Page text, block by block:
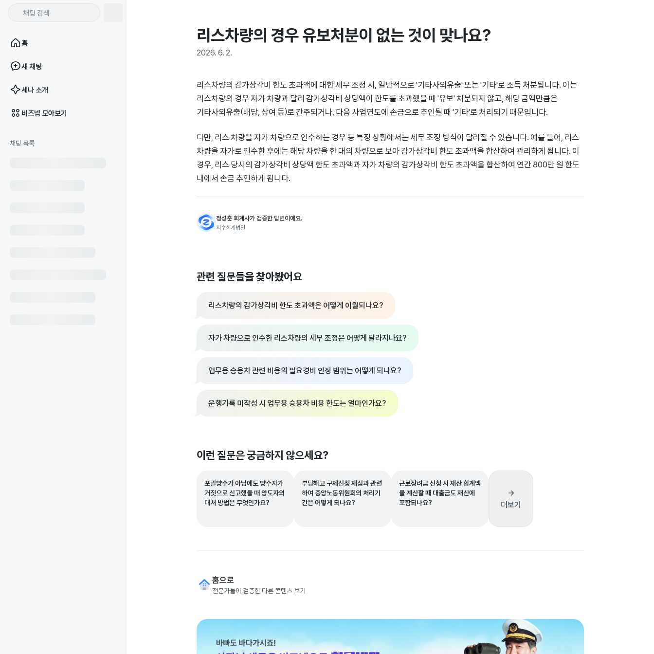
홈
새 채팅
세나 소개
비즈넵 모아보기
채팅 목록
리스차량의 경우 유보처분이 없는 것이 맞나요?
2026. 6. 2.
리스차량의 감가상각비 한도 초과액에 대한 세무 조정 시, 일반적으로 '기타사외유출' 또는 '기타'로 소득 처분됩니다. 이는
리스차량의 경우 자가 차량과 달리 감가상각비 상당액이 한도를 초과했을 때 '유보' 처분되지 않고, 해당 금액만큼은
기타사외유출(배당, 상여 등)로 간주되거나, 다음 사업연도에 손금으로 추인될 때 '기타'로 처리되기 때문입니다.
다만, 리스 차량을 자가 차량으로 인수하는 경우 등 특정 상황에서는 세무 조정 방식이 달라질 수 있습니다. 예를 들어, 리스
차량을 자가로 인수한 후에는 해당 차량을 한 대의 차량으로 보아 감가상각비 한도 초과액을 합산하여 관리하게 됩니다. 이
경우, 리스 당시의 감가상각비 상당액 한도 초과액과 자가 차량의 감가상각비 한도 초과액을 합산하여 연간 800만 원 한도
내에서 손금 추인하게 됩니다.
정성훈 회계사가 검증한 답변이에요.
지수회계법인
관련 질문들을 찾아봤어요
리스차량의 감가상각비 한도 초과액은 어떻게 이월되나요?
자가 차량으로 인수한 리스차량의 세무 조정은 어떻게 달라지나요?
업무용 승용차 관련 비용의 필요경비 인정 범위는 어떻게 되나요?
운행기록 미작성 시 업무용 승용차 비용 한도는 얼마인가요?
이런 질문은 궁금하지 않으세요?
포괄양수가 아님에도 양수자가
거짓으로 신고했을 때 양도자의
대처 방법은 무엇인가요?
부당해고 구제신청 재심과 관련
하여 중앙노동위원회의 처리기
간은 어떻게 되나요?
근로장려금 신청 시 재산 합계액
을 계산할 때 대출금도 재산에
포함되나요?
→
더보기
홈으로
전문가들이 검증한 다른 콘텐츠 보기